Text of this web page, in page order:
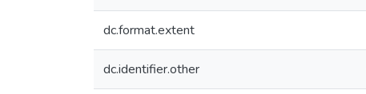
dc.format.extent
dc.identifier.other